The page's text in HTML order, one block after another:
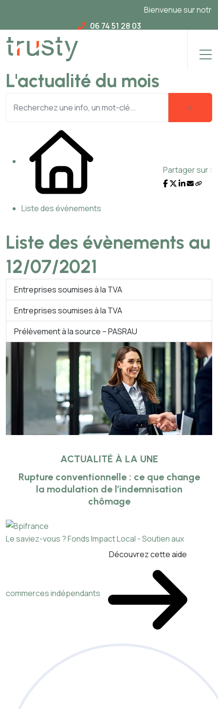
Bienvenue sur notre
06 74 51 28 03
L'actualité du mois
Liste des évènements
Partager sur :
Liste des évènements au
12/07/2021
Entreprises soumises à la TVA
Entreprises soumises à la TVA
Prélèvement à la source – PASRAU
ACTUALITÉ À LA UNE
Rupture conventionnelle : ce que change
la modulation de l’indemnisation
chômage
Le saviez-vous ?Fonds Impact Local - Soutien aux
commerces indépendants
Découvrez cette aide